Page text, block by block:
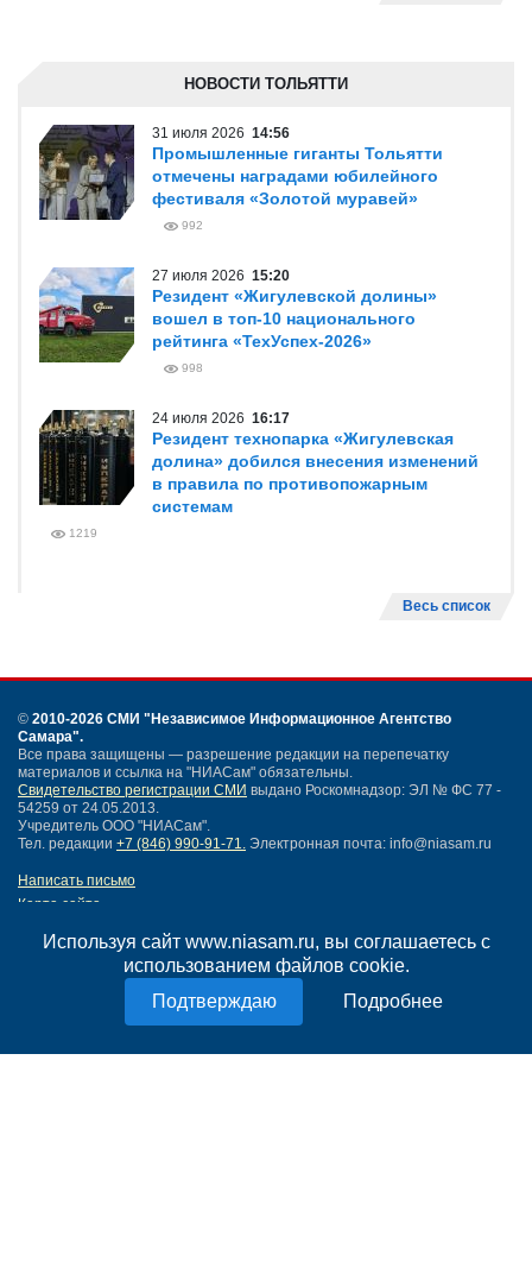
Используя сайт www.niasam.ru, вы соглашаетесь с
использованием файлов cookie.
Подробнее
НОВОСТИ ТОЛЬЯТТИ
31 июля 2026 14:56
Промышленные гиганты Тольятти
отмечены наградами юбилейного
фестиваля «Золотой муравей»
992
27 июля 2026 15:20
Резидент «Жигулевской долины»
вошел в топ-10 национального
рейтинга «ТехУспех-2026»
998
24 июля 2026 16:17
Резидент технопарка «Жигулевская
долина» добился внесения изменений
в правила по противопожарным
системам
1219
Весь список
© 2010-2026 СМИ "Независимое Информационное Агентство
Самара".
Все права защищены — разрешение редакции на перепечатку
материалов и ссылка на "НИАСам" обязательны.
Свидетельство регистрации СМИ выдано Роскомнадзор: ЭЛ № ФС 77 -
54259 от 24.05.2013.
Учредитель ООО "НИАСам".
Тел. редакции +7 (846) 990-91-71. Электронная почта: info@niasam.ru
Написать письмо
Карта сайта
Политика конфиденциальности
Согласие на обработку персональных данных